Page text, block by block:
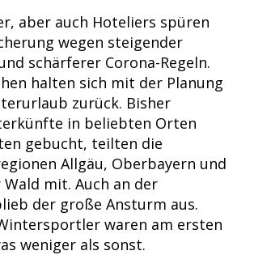
aber auch Hoteliers spüren
wegen steigender
schärferer Corona-Regeln.
halten sich mit der Planung
zurück. Bisher
in beliebten Orten
gebucht, teilten die
Allgäu, Oberbayern und
Wald mit. Auch an der
der große Ansturm aus.
waren am ersten
weniger als sonst.